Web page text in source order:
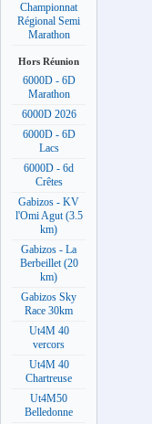
Championnat
Régional Semi
Marathon
Hors Réunion
6000D - 6D
Marathon
6000D 2026
6000D - 6D
Lacs
6000D - 6d
Crêtes
Gabizos - KV
l'Omi Agut (3.5
km)
Gabizos - La
Berbeillet (20
km)
Gabizos Sky
Race 30km
Ut4M 40
vercors
Ut4M 40
Chartreuse
Ut4M50
Belledonne